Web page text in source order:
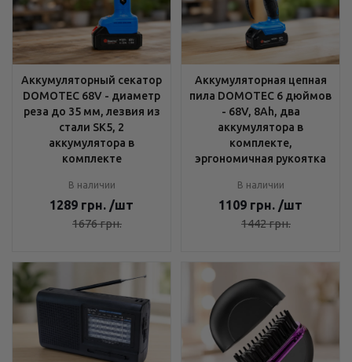
Аккумуляторный секатор
DOMOTEC 68V - диаметр
реза до 35 мм, лезвия из
стали SK5, 2
аккумулятора в
комплекте
В наличии
1289 грн. /шт
1676грн.
Аккумуляторная цепная
пила DOMOTEC 6 дюймов
- 68V, 8Ah, два
аккумулятора в
комплекте,
эргономичная рукоятка
В наличии
1109 грн. /шт
1442грн.